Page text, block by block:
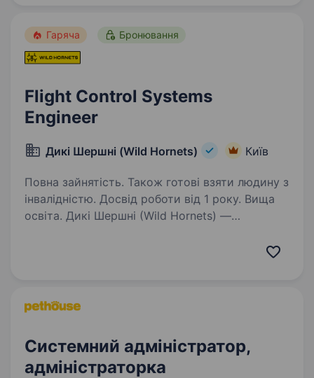
процеси та забезпечуємо безперебійну…
Гаряча Бронювання
Flight Control Systems
Engineer
Дикі Шершні (Wild Hornets) Київ
Повна зайнятість. Також готові взяти людину з
інвалідністю. Досвід роботи від 1 року. Вища
освіта. Дикі Шершні (Wild Hornets) —
безпілотникам та захисту інфраструктури…
Системний адміністратор,
адміністраторка